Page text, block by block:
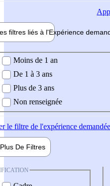
filtres liés à l'Expérience
demandée
Moins de 1 an
De 1 à 3 ans
Plus de 3 ans
Non renseignée
le filtre de l'expérience demandée
Plus De Filtres